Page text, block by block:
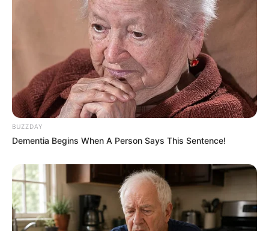
ΧΑΛΚΙΔΑ ΝΕΑ
ΤΑΥΤΟΤΗΤΑ ΚΑΙ ΕΠΙΚΟΙΝΩΝΙΑ ΟΡΟΙ ΧΡΗΣΗΣ
BUZZDAY
Dementia Begins When A Person Says This Sentence!